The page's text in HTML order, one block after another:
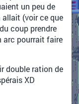
un peu de
(voir ce que
coup prendre
arc pourrait faire
double ration de
XD